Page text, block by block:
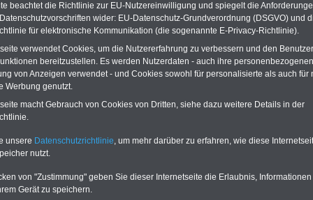
auch für Ruhestandsbeamte (zu geringe Alimentation)
hat die Berliner Landesbesoldung für verfassungs-
(Berlin muss bisMärz 2027 eine Neuregelung der Besoldung
Auch beim Bund (Beamte & Ruhestandsbeamte) gibt es teilweise
(Medienberichten zufolge liegt diese für alle (!) Beamte
mind.3.000 und 13.000 Euro, Der INFO-SERVICE gibt hierzu eine
heraus, die unmittelbar nach dem Beschluss des Gesetzentwurfs der
vorgelegt wird (im II. Quartal.2026 >>>
.
höhe Berechnung Tabelle
Zehn OnlineBücher & eBooks für den Öffentlichen Dienst oder
zum Komplettpreis von 15 Euro im Jahr -
beachtet die Richtlinie zur EU-Nutzereinwilligung und spiegelt die
wider: EU-Datenschutz-Grundverordnung (DSGVO) und
für elektronische Kommunikation (die sogenannte E-Privacy-Richtlinie).
verwendet Cookies, um die Nutzererfahrung zu verbessern und den
bereitzustellen. Es werden Nutzerdaten - auch ihre
von Anzeigen verwendet - und Cookies sowohl für personalisierte als auch für
Werbung genutzt.
macht Gebrauch von Cookies von Dritten, siehe dazu weitere Details in der
unsere Datenschutzrichtlinie, um mehr darüber zu erfahren, wie diese
nutzt.
von "Zustimmung" geben Sie dieser Internetseite die Erlaubnis,
Gerät zu speichern.